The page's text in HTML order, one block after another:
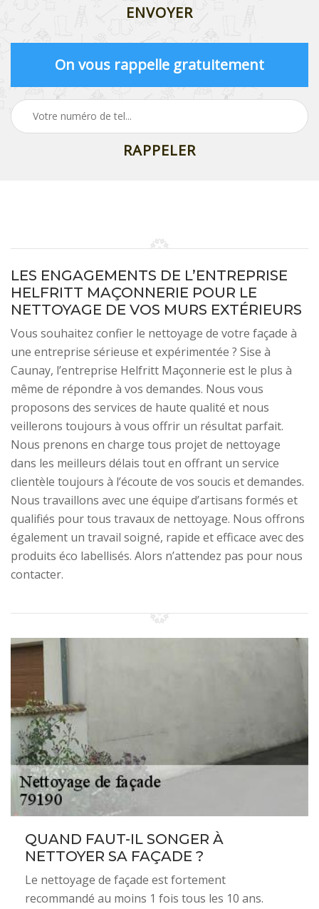
On vous rappelle gratuitement
LES ENGAGEMENTS DE L’ENTREPRISE
HELFRITT MAÇONNERIE POUR LE
NETTOYAGE DE VOS MURS EXTÉRIEURS
Vous souhaitez confier le nettoyage de votre façade à
une entreprise sérieuse et expérimentée ? Sise à
Caunay, l’entreprise Helfritt Maçonnerie est le plus à
même de répondre à vos demandes. Nous vous
proposons des services de haute qualité et nous
veillerons toujours à vous offrir un résultat parfait.
Nous prenons en charge tous projet de nettoyage
dans les meilleurs délais tout en offrant un service
clientèle toujours à l’écoute de vos soucis et demandes.
Nous travaillons avec une équipe d’artisans formés et
qualifiés pour tous travaux de nettoyage. Nous offrons
également un travail soigné, rapide et efficace avec des
produits éco labellisés. Alors n’attendez pas pour nous
contacter.
QUAND FAUT-IL SONGER À
NETTOYER SA FAÇADE ?
Le nettoyage de façade est fortement
recommandé au moins 1 fois tous les 10 ans.